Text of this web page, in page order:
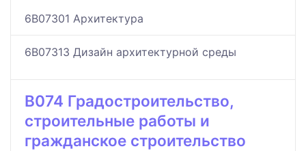
6B07301 Архитектура
6B07313 Дизайн архитектурной среды
B074 Градостроительство,
строительные работы и
гражданское строительство